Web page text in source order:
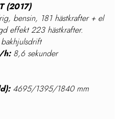
(2017)
bensin, 181 hästkrafter + el
effekt 223 hästkrafter.
h: 8,6 sekunder
4695/1395/1840 mm